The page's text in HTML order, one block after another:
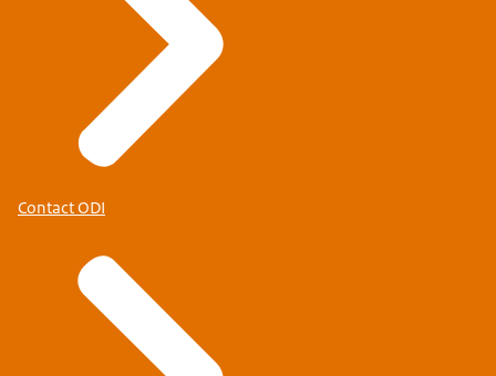
Contact ODI